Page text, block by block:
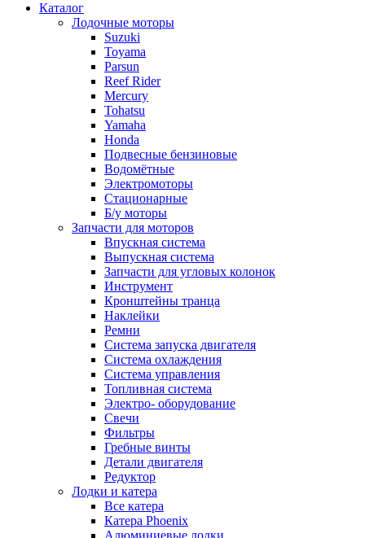
Каталог
Лодочные моторы
Suzuki
Toyama
Parsun
Reef Rider
Mercury
Tohatsu
Yamaha
Honda
Подвесные бензиновые
Водомётные
Электромоторы
Стационарные
Б/у моторы
Запчасти для моторов
Впускная система
Выпускная система
Запчасти для угловых колонок
Инструмент
Кронштейны транца
Наклейки
Ремни
Система запуска двигателя
Система охлаждения
Система управления
Топливная система
Электро- оборудование
Свечи
Фильтры
Гребные винты
Детали двигателя
Редуктор
Лодки и катера
Все катера
Катера Phoenix
Алюминиевые лодки